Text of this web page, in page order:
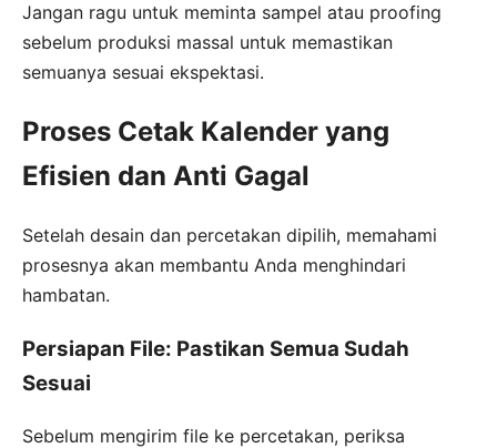
Jangan ragu untuk meminta sampel atau proofing
sebelum produksi massal untuk memastikan
semuanya sesuai ekspektasi.
Proses Cetak Kalender yang
Efisien dan Anti Gagal
Setelah desain dan percetakan dipilih, memahami
prosesnya akan membantu Anda menghindari
hambatan.
Persiapan File: Pastikan Semua Sudah
Sesuai
Sebelum mengirim file ke percetakan, periksa